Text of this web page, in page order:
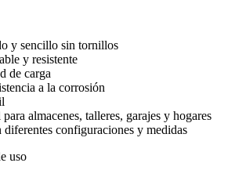
y sencillo sin tornillos
y resistente
de carga
a la corrosión
almacenes, talleres, garajes y hogares
configuraciones y medidas
uso